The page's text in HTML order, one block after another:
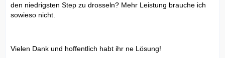
den niedrigsten Step zu drosseln? Mehr Leistung brauche ich
sowieso nicht.
Vielen Dank und hoffentlich habt ihr ne Lösung!